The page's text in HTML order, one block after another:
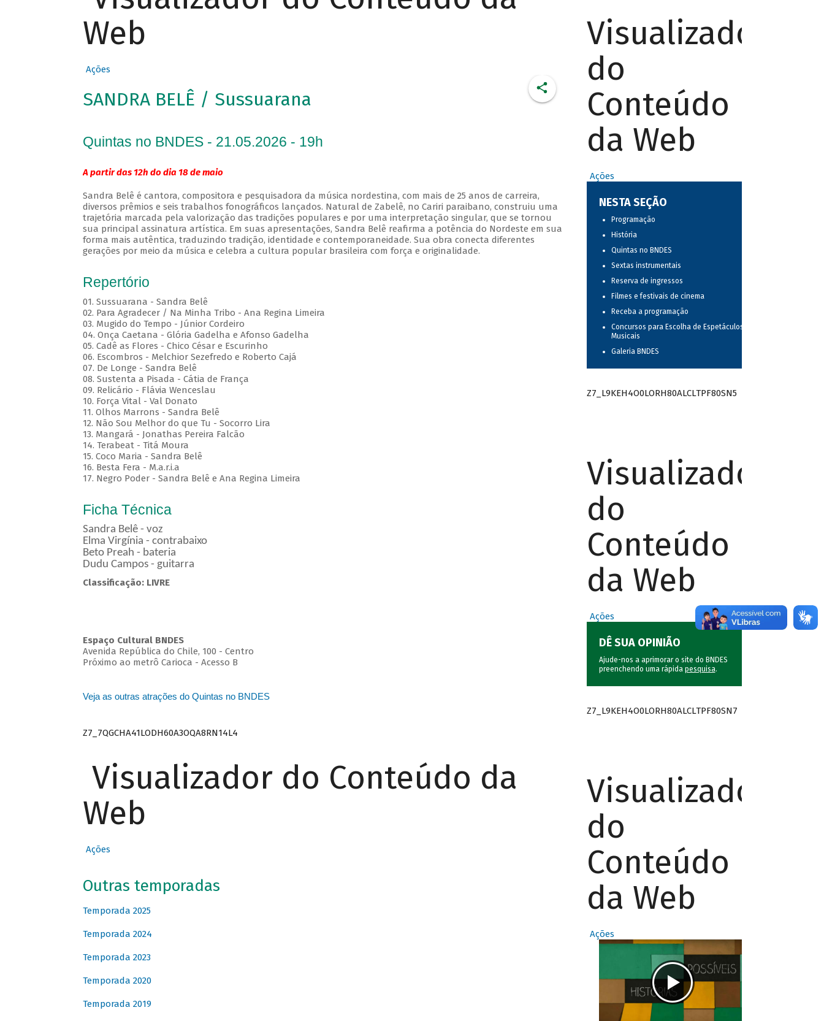
Web
Ações
SANDRA BELÊ / Sussuarana
Quintas no BNDES - 21.05.2026 - 19h
A partir das 12h do dia 18 de maio
Sandra Belê é cantora, compositora e pesquisadora da música nordestina, com mais de 25 anos de carreira,
diversos prêmios e seis trabalhos fonográficos lançados. Natural de Zabelê, no Cariri paraibano, construiu uma
trajetória marcada pela valorização das tradições populares e por uma interpretação singular, que se tornou
sua principal assinatura artística. Em suas apresentações, Sandra Belê reafirma a potência do Nordeste em sua
forma mais autêntica, traduzindo tradição, identidade e contemporaneidade. Sua obra conecta diferentes
gerações por meio da música e celebra a cultura popular brasileira com força e originalidade.
Repertório
01. Sussuarana - Sandra Belê
02. Para Agradecer / Na Minha Tribo - Ana Regina Limeira
03. Mugido do Tempo - Júnior Cordeiro
04. Onça Caetana - Glória Gadelha e Afonso Gadelha
05. Cadê as Flores - Chico César e Escurinho
06. Escombros - Melchior Sezefredo e Roberto Cajá
07. De Longe - Sandra Belê
08. Sustenta a Pisada - Cátia de França
09. Relicário - Flávia Wenceslau
10. Força Vital - Val Donato
11. Olhos Marrons - Sandra Belê
12. Não Sou Melhor do que Tu - Socorro Lira
13. Mangará - Jonathas Pereira Falcão
14. Terabeat - Titá Moura
15. Coco Maria - Sandra Belê
16. Besta Fera - M.a.r.i.a
17. Negro Poder - Sandra Belê e Ana Regina Limeira
Ficha Técnica
Sandra Belê - voz
Elma Virgínia - contrabaixo
Beto Preah - bateria
Dudu Campos - guitarra
Classificação: LIVRE
Espaço Cultural BNDES
Avenida República do Chile, 100 - Centro
Próximo ao metrô Carioca - Acesso B
Veja as outras atrações do Quintas no BNDES
Z7_7QGCHA41LODH60A3OQA8RN14L4
Visualizador do Conteúdo da
Web
Ações
Outras temporadas
Temporada 2025
Temporada 2024
Temporada 2023
Temporada 2020
Temporada 2019
Visualizador
do
Conteúdo
da Web
Ações
NESTA SEÇÃO
Programação
História
Quintas no BNDES
Sextas instrumentais
Reserva de ingressos
Filmes e festivais de cinema
Receba a programação
Concursos para Escolha de Espetáculos
Musicais
Galeria BNDES
Z7_L9KEH4O0LORH80ALCLTPF80SN5
Visualizador
do
Conteúdo
da Web
Ações
DÊ SUA OPINIÃO
Ajude-nos a aprimorar o site do BNDES
preenchendo uma rápida pesquisa.
Z7_L9KEH4O0LORH80ALCLTPF80SN7
Visualizador
do
Conteúdo
da Web
Ações